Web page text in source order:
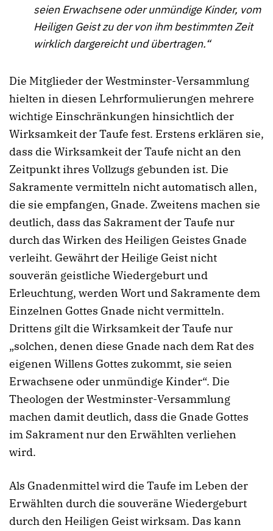
seien Erwachsene oder unmündige Kinder, vom
Heiligen Geist zu der von ihm bestimmten Zeit
wirklich dargereicht und übertragen.“
Die Mitglieder der Westminster-Versammlung
hielten in diesen Lehrformulierungen mehrere
wichtige Einschränkungen hinsichtlich der
Wirksamkeit der Taufe fest. Erstens erklären sie,
dass die Wirksamkeit der Taufe nicht an den
Zeitpunkt ihres Vollzugs gebunden ist. Die
Sakramente vermitteln nicht automatisch allen,
die sie empfangen, Gnade. Zweitens machen sie
deutlich, dass das Sakrament der Taufe nur
durch das Wirken des Heiligen Geistes Gnade
verleiht. Gewährt der Heilige Geist nicht
souverän geistliche Wiedergeburt und
Erleuchtung, werden Wort und Sakramente dem
Einzelnen Gottes Gnade nicht vermitteln.
Drittens gilt die Wirksamkeit der Taufe nur
„solchen, denen diese Gnade nach dem Rat des
eigenen Willens Gottes zukommt, sie seien
Erwachsene oder unmündige Kinder“. Die
Theologen der Westminster-Versammlung
machen damit deutlich, dass die Gnade Gottes
im Sakrament nur den Erwählten verliehen
wird.
Als Gnadenmittel wird die Taufe im Leben der
Erwählten durch die souveräne Wiedergeburt
durch den Heiligen Geist wirksam. Das kann